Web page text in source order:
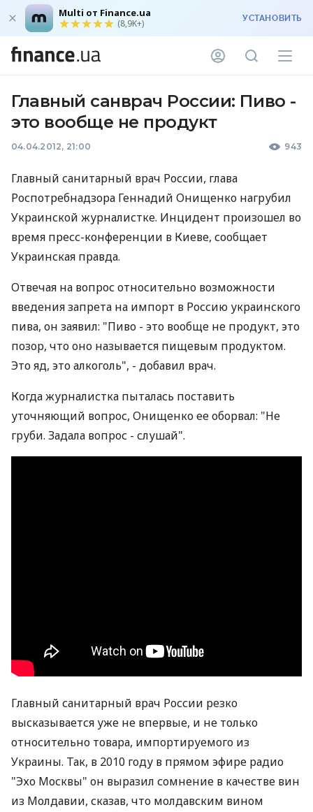
Multi от Finance.ua
(8,9K+) УСТАНОВИТЬ
Главный санврач России: Пиво -
это вообще не продукт
04.04.2012, 21:00 943
Главный санитарный врач России, глава
Роспотребнадзора Геннадий Онищенко нагрубил
Украинской журналистке. Инцидент произошел во
время пресс-конференции в Киеве, сообщает
Украинская правда.
Отвечая на вопрос относительно возможности
введения запрета на импорт в Россию украинского
пива, он заявил: "Пиво - это вообще не продукт, это
позор, что оно называется пищевым продуктом.
Это яд, это алкоголь", - добавил врач.
Когда журналистка пыталась поставить
уточняющий вопрос, Онищенко ее оборвал: "Не
груби. Задала вопрос - слушай".
Главный санитарный врач России резко
высказывается уже не впервые, и не только
относительно товара, импортируемого из
Украины. Так, в 2010 году в прямом эфире радио
"Эхо Москвы" он выразил сомнение в качестве вин
из Молдавии, сказав, что молдавским вином